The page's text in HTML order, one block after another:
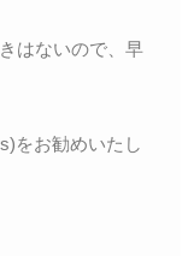
はないので、早
をお勧めいたし